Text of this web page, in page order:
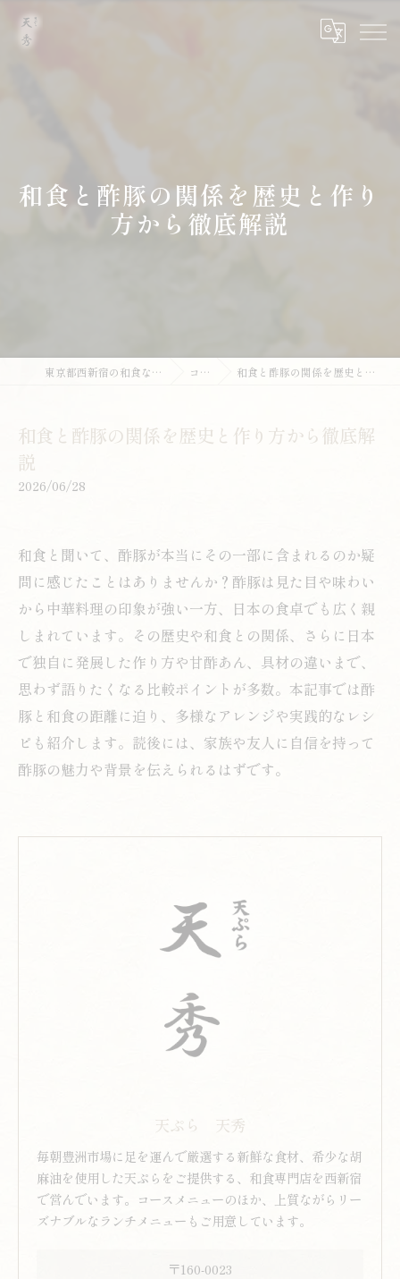
和食と酢豚の関係を歴史と作り
方から徹底解説
東京都西新宿の和食なら天ぷら 天秀 コラム 和食と酢豚の関係を歴史と作り方から徹底解説
和食と酢豚の関係を歴史と作り方から徹底解
説
2026/06/28
和食と聞いて、酢豚が本当にその一部に含まれるのか疑
問に感じたことはありませんか？酢豚は見た目や味わい
から中華料理の印象が強い一方、日本の食卓でも広く親
しまれています。その歴史や和食との関係、さらに日本
で独自に発展した作り方や甘酢あん、具材の違いまで、
思わず語りたくなる比較ポイントが多数。本記事では酢
豚と和食の距離に迫り、多様なアレンジや実践的なレシ
ピも紹介します。読後には、家族や友人に自信を持って
酢豚の魅力や背景を伝えられるはずです。
天ぷら 天秀
毎朝豊洲市場に足を運んで厳選する新鮮な食材、希少な胡
麻油を使用した天ぷらをご提供する、和食専門店を西新宿
で営んでいます。コースメニューのほか、上質ながらリー
ズナブルなランチメニューもご用意しています。
〒160-0023